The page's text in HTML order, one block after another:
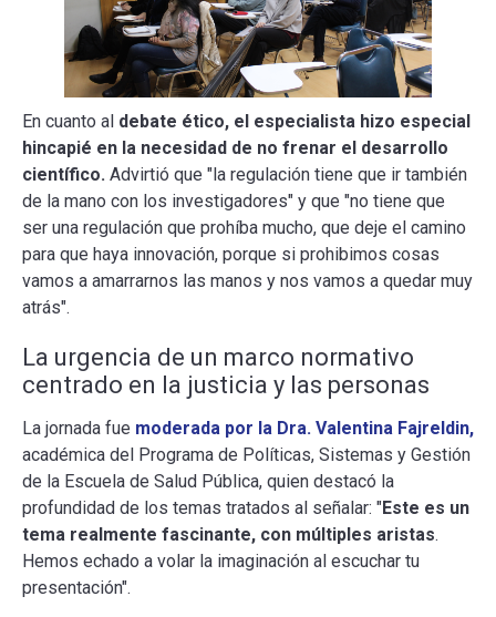
En cuanto al debate ético, el especialista hizo especial
hincapié en la necesidad de no frenar el desarrollo
científico. Advirtió que "la regulación tiene que ir también
de la mano con los investigadores" y que "no tiene que
ser una regulación que prohíba mucho, que deje el camino
para que haya innovación, porque si prohibimos cosas
vamos a amarrarnos las manos y nos vamos a quedar muy
atrás".
La urgencia de un marco normativo
centrado en la justicia y las personas
La jornada fue moderada por la Dra. Valentina Fajreldin,
académica del Programa de Políticas, Sistemas y Gestión
de la Escuela de Salud Pública, quien destacó la
profundidad de los temas tratados al señalar: "Este es un
tema realmente fascinante, con múltiples aristas.
Hemos echado a volar la imaginación al escuchar tu
presentación".